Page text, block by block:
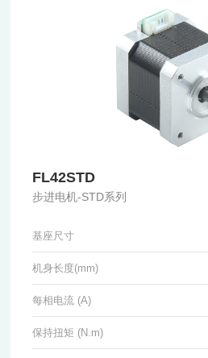
FL42STD
步进电机-STD系列
基座尺寸
机身长度(mm)
每相电流 (A)
保持扭矩 (N.m)